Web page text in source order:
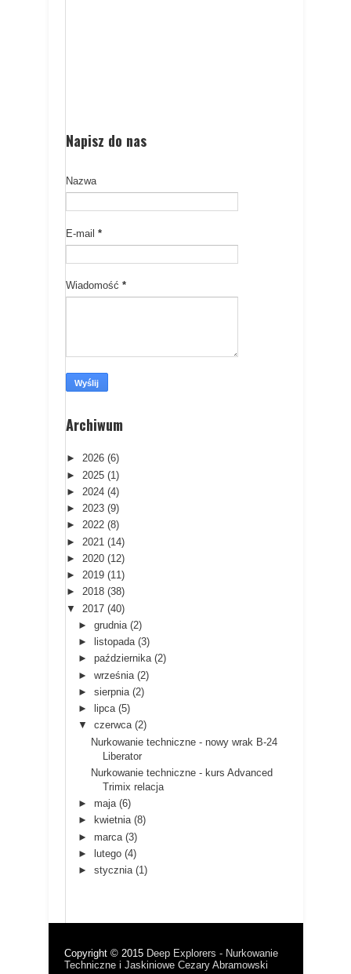
Napisz do nas
Nazwa
E-mail *
Wiadomość *
Archiwum
► 2026 (6)
► 2025 (1)
► 2024 (4)
► 2023 (9)
► 2022 (8)
► 2021 (14)
► 2020 (12)
► 2019 (11)
► 2018 (38)
▼
2017 (40)
►grudnia (2)
►
listopada (3)
►października (2)
►września (2)
►sierpnia (2)
►
lipca (5)
▼
czerwca (2)
Nurkowanie techniczne - nowy wrak B-24
Liberator
Nurkowanie techniczne - kurs Advanced
Trimix relacja
► maja (6)
►
kwietnia (8)
► marca (3)
►
lutego (4)
►stycznia (1)
Copyright © 2015 Deep Explorers - Nurkowanie
Techniczne i Jaskiniowe Cezary Abramowski